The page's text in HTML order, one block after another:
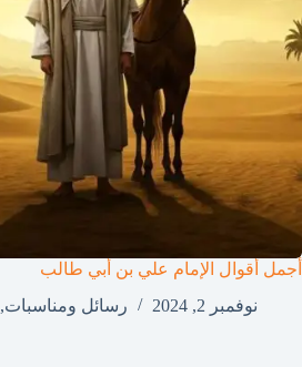
أجمل أقوال الإمام علي بن أبي طالب
نوفمبر 2, 2024
رسائل ومناسبات,